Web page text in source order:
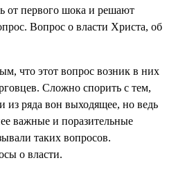
от первого шока и решают
Вопрос о власти Христа, об
что этот вопрос возник в них
Сложно спорить с тем,
из ряда вон выходящее, но ведь
важные и поразительные
таких вопросов.
о власти.